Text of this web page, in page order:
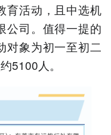
育活动，且中选机
公司。值得一提的
对象为初一至初二
5100人。